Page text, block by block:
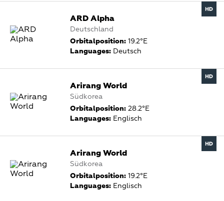
ARD Alpha
Deutschland
Orbitalposition: 19.2°E
Languages: Deutsch
Arirang World
Südkorea
Orbitalposition: 28.2°E
Languages: Englisch
Arirang World
Südkorea
Orbitalposition: 19.2°E
Languages: Englisch